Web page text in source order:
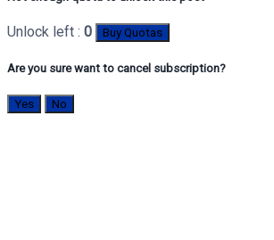
Unlock left : 0 Buy Quotas
Are you sure want to cancel subscription?
Yes No